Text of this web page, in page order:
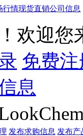
行情现货直销公司信息
欢迎您
免费注
息
发布求购信息 发布产